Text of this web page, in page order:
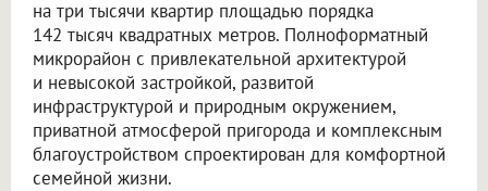
на три тысячи квартир площадью порядка
142 тысяч квадратных метров. Полноформатный
микрорайон с привлекательной архитектурой
и невысокой застройкой, развитой
инфраструктурой и природным окружением,
приватной атмосферой пригорода и комплексным
благоустройством спроектирован для комфортной
семейной жизни.